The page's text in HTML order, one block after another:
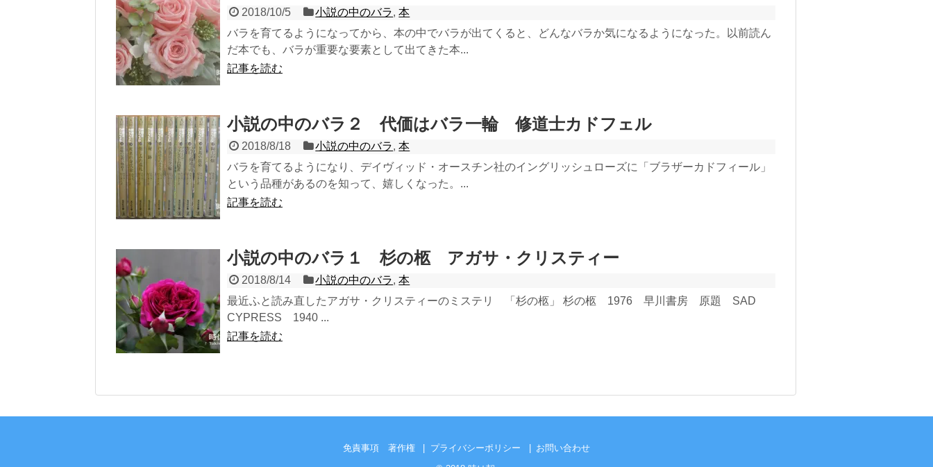
2018/10/5 小説の中のバラ,本
バラを育てるようになってから、本の中でバラが出てくると、どんなバラか気になるようになった。以前読ん
だ本でも、バラが重要な要素として出てきた本...
記事を読む
小説の中のバラ２ 代価はバラ一輪 修道士カドフェル
2018/8/18 小説の中のバラ,本
バラを育てるようになり、デイヴィッド・オースチン社のイングリッシュローズに「ブラザーカドフィール」
という品種があるのを知って、嬉しくなった。...
記事を読む
小説の中のバラ１ 杉の柩 アガサ・クリスティー
2018/8/14 小説の中のバラ,本
最近ふと読み直したアガサ・クリスティーのミステリ 「杉の柩」 杉の柩 1976 早川書房 原題 SAD
CYPRESS 1940 ...
記事を読む
免責事項 著作権 プライバシーポリシー
お問い合わせ